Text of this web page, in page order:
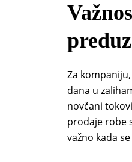
Za
dana u
novčani tokovi
prodaje robe
važno kada